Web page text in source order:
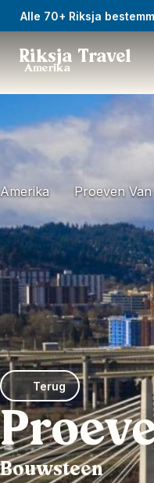
Alle 70+ Riksja
Riksja Travel
Amerika
Amerika Proeven
Terug
Bouwsteen